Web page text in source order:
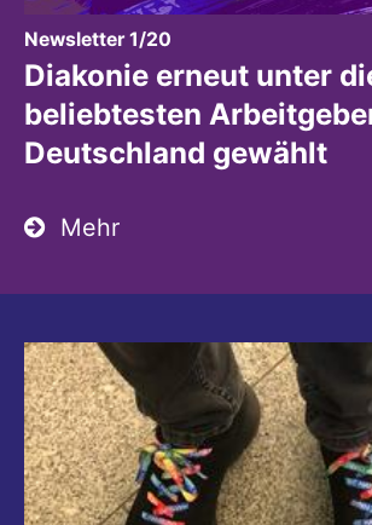
Newsletter 1/20
Diakonie erneut unter
beliebtesten
Deutschland gewählt
Mehr